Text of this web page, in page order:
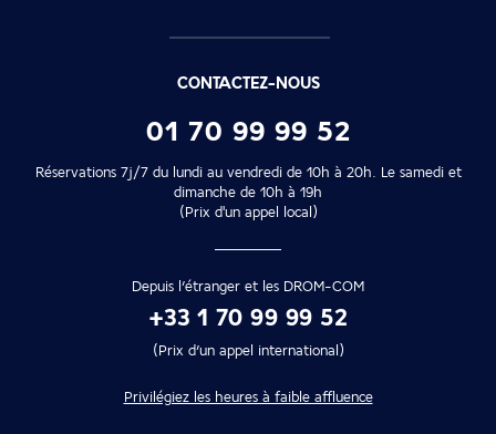
CONTACTEZ-NOUS
01 70 99 99 52
Réservations 7j/7 du lundi au vendredi de 10h à 20h. Le samedi et
dimanche de 10h à 19h
(Prix d'un appel local)
Depuis l’étranger et les DROM-COM
+33 1 70 99 99 52
(Prix d’un appel international)
Privilégiez les heures à faible affluence